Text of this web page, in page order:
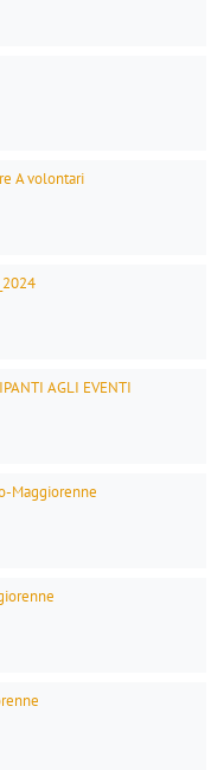
A volontari
AGLI EVENTI
Maggiorenne